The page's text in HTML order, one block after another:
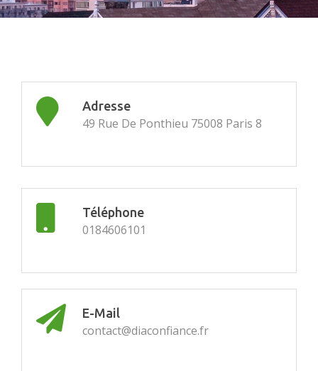
Adresse
49 Rue De Ponthieu 75008 Paris 8
Téléphone
0184606101
E-Mail
contact@diaconfiance.fr